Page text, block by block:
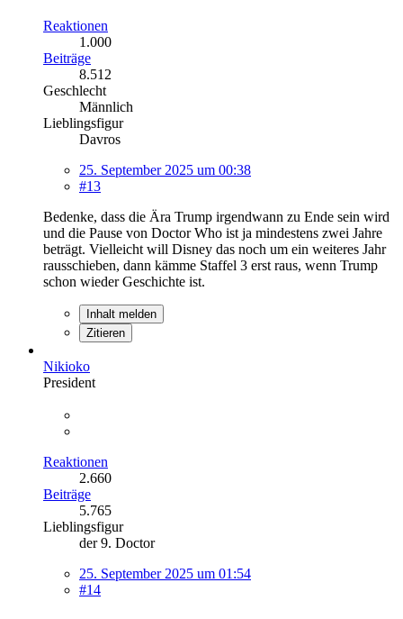
Reaktionen
1.000
Beiträge
8.512
Geschlecht
Männlich
Lieblingsfigur
Davros
25. September 2025 um 00:38
#13
Bedenke, dass die Ära Trump irgendwann zu Ende sein wird
und die Pause von Doctor Who ist ja mindestens zwei Jahre
beträgt. Vielleicht will Disney das noch um ein weiteres Jahr
rausschieben, dann kämme Staffel 3 erst raus, wenn Trump
schon wieder Geschichte ist.
Inhalt melden
Zitieren
Nikioko
President
Reaktionen
2.660
Beiträge
5.765
Lieblingsfigur
der 9. Doctor
25. September 2025 um 01:54
#14